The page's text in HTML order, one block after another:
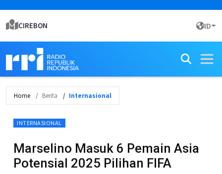
CIREBON ID
Home Berita Internasional
INTERNASIONAL
Marselino Masuk 6 Pemain Asia
Potensial 2025 Pilihan FIFA